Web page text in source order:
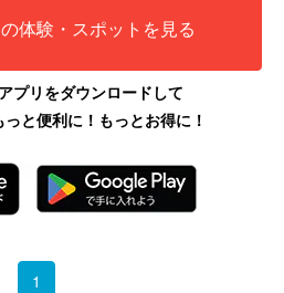
体験・スポットを見る
プリをダウンロードして
と便利に！もっとお得に！
1